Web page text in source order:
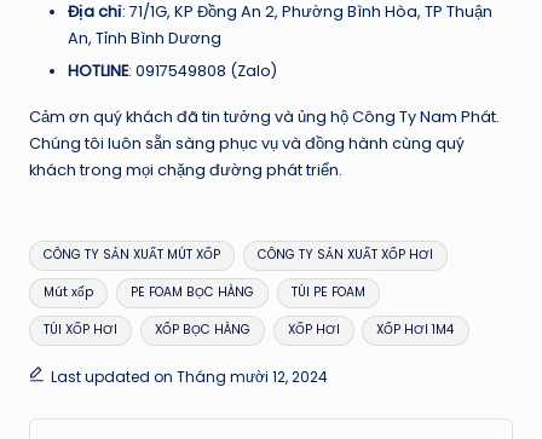
Địa chỉ: 71/1G, KP Đồng An 2, Phường Bình Hòa, TP Thuận
An, Tỉnh Bình Dương
HOTLINE: 0917549808 (Zalo)
Cảm ơn quý khách đã tin tưởng và ủng hộ Công Ty Nam Phát.
Chúng tôi luôn sẵn sàng phục vụ và đồng hành cùng quý
khách trong mọi chặng đường phát triển.
Tags:
CÔNG TY SẢN XUẤT MÚT XỐP CÔNG TY SẢN XUẤT XỐP HƠI
Mút xốp PE FOAM BỌC HÀNG TÚI PE FOAM
TÚI XỐP HƠI XỐP BỌC HÀNG XỐP HƠI XỐP HƠI 1M4
Last updated on Tháng mười 12, 2024